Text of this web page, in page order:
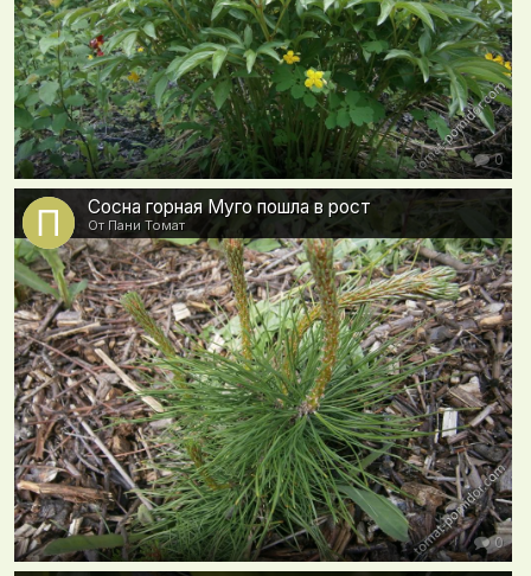
0
Сосна горная Муго пошла в рост
От Пани Томат
0